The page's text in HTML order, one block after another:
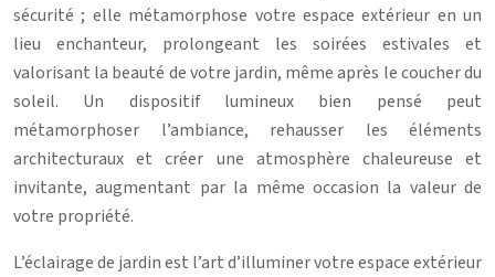
sécurité ; elle métamorphose votre espace extérieur en un
lieu enchanteur, prolongeant les soirées estivales et
valorisant la beauté de votre jardin, même après le coucher du
soleil. Un dispositif lumineux bien pensé peut
métamorphoser l’ambiance, rehausser les éléments
architecturaux et créer une atmosphère chaleureuse et
invitante, augmentant par la même occasion la valeur de
votre propriété.
L’éclairage de jardin est l’art d’illuminer votre espace extérieur